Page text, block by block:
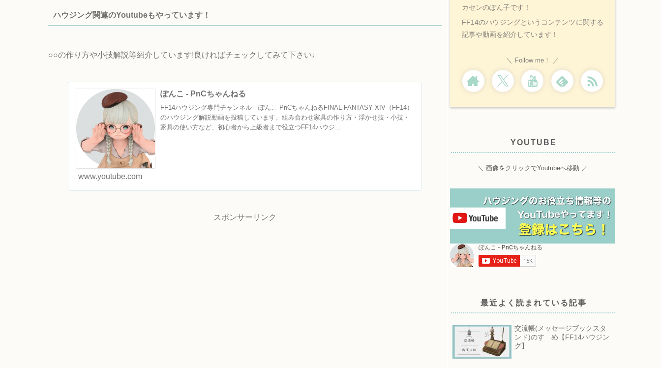
ハウジング関連のYoutubeもやっています！
○○の作り方や小技解説等紹介しています!良ければチェックしてみて下さい♩
ぽんこ - PnCちゃんねる
FF14ハウジング専門チャンネル｜ぽんこ‐PnCちゃんねるFINAL FANTASY XIV（FF14）
のハウジング解説動画を投稿しています。組み合わせ家具の作り方・浮かせ技・小技・
家具の使い方など、初心者から上級者まで役立つFF14ハウジ...
www.youtube.com
スポンサーリンク
カセンのぽん子です！
FF14のハウジングというコンテンツに関する
記事や動画を紹介しています！
Follow me！
YOUTUBE
＼ 画像をクリックでYoutubeへ移動 ／
最近よく読まれている記事
交流帳(メッセージブックスタ
ンド)のすゝめ【FF14ハウジン
グ】